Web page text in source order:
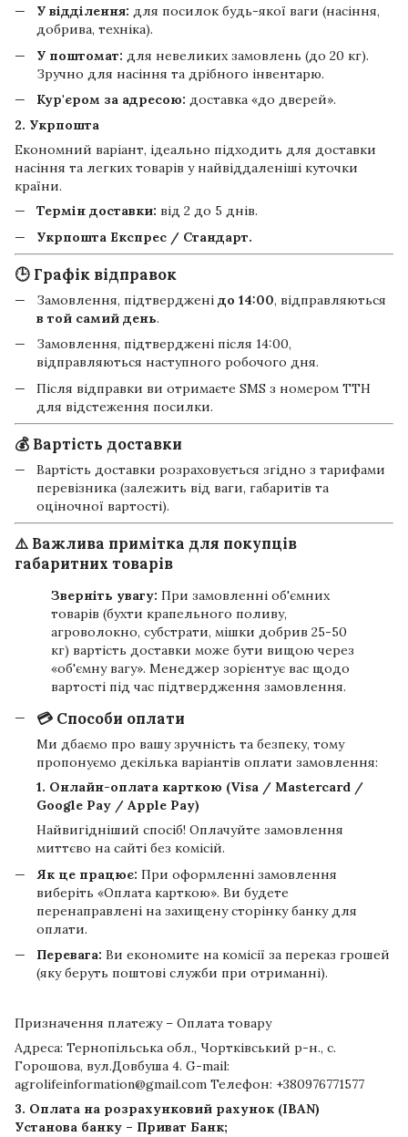
У відділення: для посилок будь-якої ваги (насіння,
добрива, техніка).
У поштомат: для невеликих замовлень (до 20 кг).
Зручно для насіння та дрібного інвентарю.
Кур'єром за адресою: доставка «до дверей».
2. Укрпошта
Економний варіант, ідеально підходить для доставки
насіння та легких товарів у найвіддаленіші куточки
країни.
Термін доставки: від 2 до 5 днів.
Укрпошта Експрес / Стандарт.
🕒 Графік відправок
Замовлення, підтверджені до 14:00, відправляються
в той самий день.
Замовлення, підтверджені після 14:00,
відправляються наступного робочого дня.
Після відправки ви отримаєте SMS з номером ТТН
для відстеження посилки.
💰 Вартість доставки
Вартість доставки розраховується згідно з тарифами
перевізника (залежить від ваги, габаритів та
оціночної вартості).
⚠️ Важлива примітка для покупців
габаритних товарів
Зверніть увагу: При замовленні об'ємних
товарів (бухти крапельного поливу,
агроволокно, субстрати, мішки добрив 25-50
кг) вартість доставки може бути вищою через
«об'ємну вагу». Менеджер зорієнтує вас щодо
вартості під час підтвердження замовлення.
💳 Способи оплати
Ми дбаємо про вашу зручність та безпеку, тому
пропонуємо декілька варіантів оплати замовлення:
1. Онлайн-оплата карткою (Visa / Mastercard /
Google Pay / Apple Pay)
Найвигідніший спосіб! Оплачуйте замовлення
миттєво на сайті без комісій.
Як це працює: При оформленні замовлення
виберіть «Оплата карткою». Ви будете
перенаправлені на захищену сторінку банку для
оплати.
Перевага: Ви економите на комісії за переказ грошей
(яку беруть поштові служби при отриманні).
Призначення платежу – Оплата товару
Адреса: Тернопільська обл., Чортківський р-н., с.
Горошова, вул.Довбуша 4. G-mail:
agrolifeinformation@gmail.com Телефон: +380976771577
3. Оплата на розрахунковий рахунок (IBAN)
Установа банку – Приват Банк;